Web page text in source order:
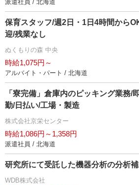
派遣社員 / 北海道
保育スタッフ/週2日・1日4時間から
迎/残業なし
ぬくもりの森 中央
時給1,075円～
アルバイト・パート / 北海道
「寮完備」倉庫内のピッキング業務/
勤/日払い/工場・製造
株式会社京栄センター
時給1,086円～1,358円
派遣社員 / 北海道
研究所にて受託した機器分析の分析
WDB株式会社